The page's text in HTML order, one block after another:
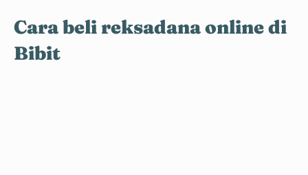
Cara beli reksadana online di
Bibit